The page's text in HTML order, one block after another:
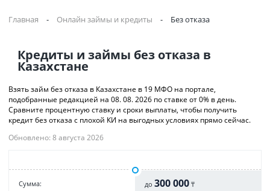
Главная - Онлайн займы и кредиты - Без отказа
Кредиты и займы без отказа в
Казахстане
Взять займ без отказа в Казахстане в 19 МФО на портале,
подобранные редакцией на 08. 08. 2026 по ставке от 0% в день.
Сравните процентную ставку и сроки выплаты, чтобы получить
кредит без отказа с плохой КИ на выгодных условиях прямо сейчас.
Обновлено: 8 августа 2026
Cумма: до 300 000 ₸